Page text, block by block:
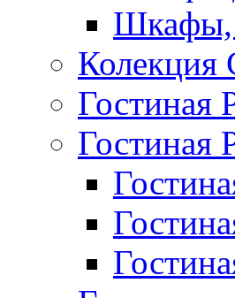
Шкафы,
Колекция
Гостиная
Гостиная